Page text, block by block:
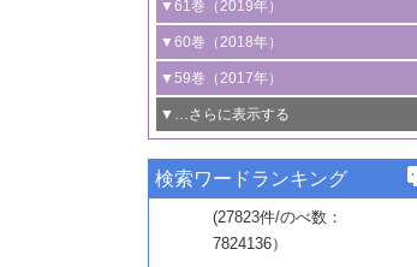
4号 アルコール類の効率的変換を実現す
る非貴金属触媒の研究動向
5号 ゼオライトの合成と応用における研
究動向
6号 ヘテロ接合界面
B号 第135回触媒討論会（2025年）
4号 シンクロトロン放射光および中性子
線を利用した触媒解析技術の最先端
5号 単原子触媒
6号 参照触媒委員会からのお知らせ
B号 第133回触媒討論会（2023年）
触媒材料の開発
4号 格子酸素・格子酸素欠陥を利用した
触媒反応
5号 生体触媒によるエネルギー変換反応
6号 窒素とリンの循環のための触媒・機
能性材料
3号 CO の排出削減および有効活用のた
めの触媒技術
4号 若手による情報発信企画～とびたて
若き触媒の研究者たち～（1）
若き触媒の研究者たち～（2）
6号 石油のノーブル・ユースを志向した
触媒技術
3号 特殊反応場を利用した触媒的分子変
換反応
4号 多孔質材料を用いた触媒の新展開
5号 情報学的手法を用いた触媒開発
6号 カーボンニュートラルに向けた電解
技術
B号 第127回触媒討論会（2021年・オン
ライン開催(Zoom)のみ）
1号 触媒設計を拓く欠陥構造のキャラク
タリゼーション
2号 機能化学品製造に資するクリーンな
触媒的酸化反応
3号 水処理のための触媒化学
4号 光触媒を用いた水分解の最新の研究
動向
5号 次世代の触媒プロセスを支えるマイ
▼61巻（2019年）
1号 物質移動制御に着目した触媒プロセ
ス開発
2号 CO2 フリー水素サプライチェーンに
関わる触媒開発動向
3号 精密高分子合成に関する最近の研究
動向
4号 バイオマス化成品製造のための触媒
▼60巻（2018年）
1号 固体酸触媒の最新の研究動向
2号 二酸化炭素からの有用化学品合成
3号 ナノ粒子・クラスター触媒の最前線
4号 60周年記念企画
5号 進化するゼオライト合成技術
6号 非貴金属系触媒における電気化学的
▼59巻（2017年）
1号 いたるところに，触媒
最先端技術
3号 無機分離膜材料の開発と触媒反応プ
ロセスへの適用
▼…さらに表示する
1号 ユニークな構造の高分子を生み出す触
2号 リグニンからの化成品製造に向けた触
▼57巻（2015年）
1号 水素キャリアにかかわる触媒技術の新
▼56巻（2014年）
検索ワードランキング
(27823件/のべ数：
7824136）